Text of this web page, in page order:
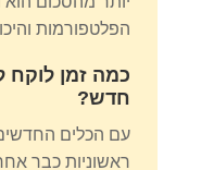
הפלטפורמות
כמה זמן לוקח
חדש?
עם הכלים